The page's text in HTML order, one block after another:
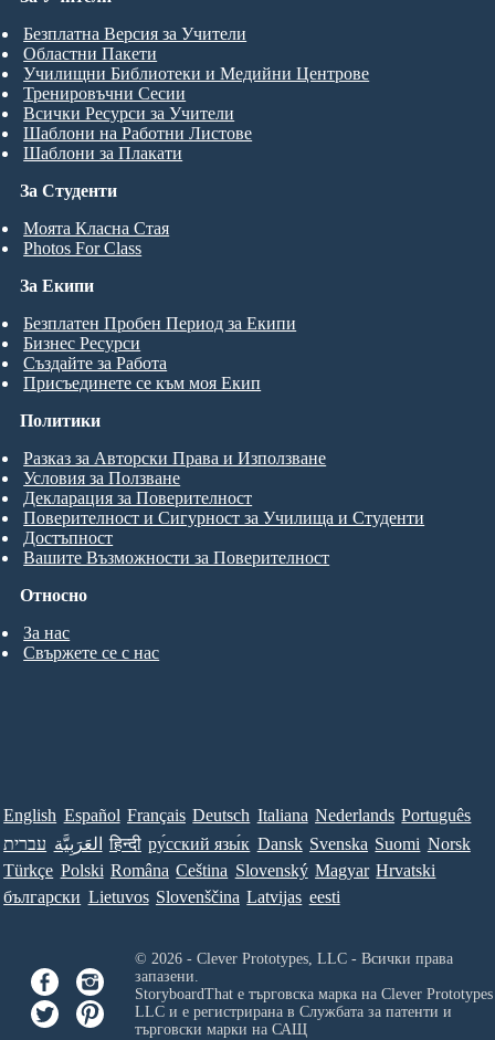
За Студенти
Моята Класна Стая
Photos For Class
Безплатна Версия за Учители
Областни Пакети
Училищни Библиотеки и Медийни Центрове
Тренировъчни Сесии
Всички Ресурси за Учители
Шаблони на Работни Листове
Шаблони за Плакати
За Екипи
Безплатен Пробен Период за Екипи
Бизнес Ресурси
Създайте за Работа
Присъединете се към моя Екип
Относно
За нас
Свържете се с нас
Политики
Разказ за Авторски Права и Използване
Условия за Ползване
Декларация за Поверителност
Поверителност и Сигурност за Училища и Студенти
Достъпност
Вашите Възможности за Поверителност
English Español Français Deutsch Italiana Nederlands Português
עברית العَرَبِيَّة हिन्दी ру́сский язы́к Dansk Svenska Suomi Norsk
Türkçe Polski Româna Ceština Slovenský Magyar Hrvatski
български Lietuvos Slovenščina Latvijas eesti
© 2026 - Clever Prototypes, LLC - Всички права
запазени.
StoryboardThat е търговска марка на Clever
LLCи е регистрирана в Службата за патенти и
търговски марки на САЩ